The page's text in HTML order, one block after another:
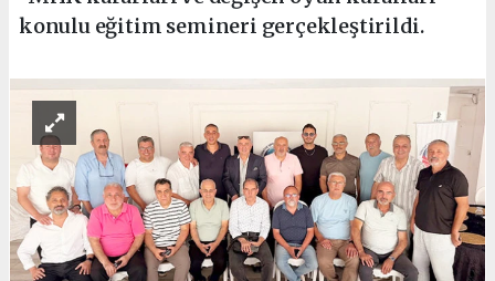
konulu eğitim semineri gerçekleştirildi.